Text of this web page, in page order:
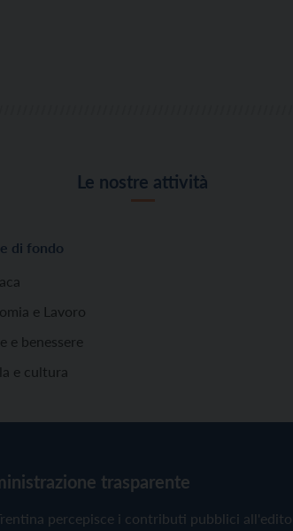
Le nostre attività
di fondo
e Lavoro
e benessere
e cultura
trasparente
percepisce i contributi pubblici